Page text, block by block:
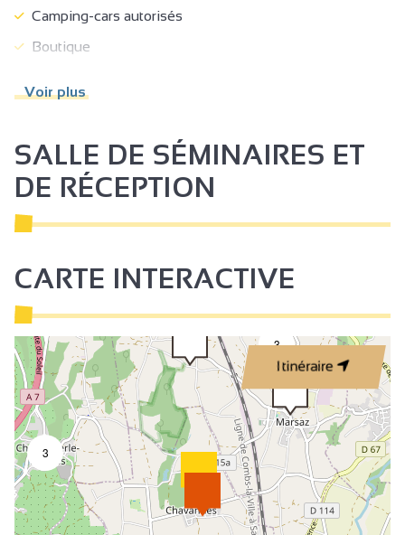
Camping-cars autorisés
Boutique
Vente sur point de vente collectif
Accessible en fauteuil roulant en autonomie
Voir plus
SALLE DE SÉMINAIRES ET
DE RÉCEPTION
CARTE INTERACTIVE
Itinéraire
3
3